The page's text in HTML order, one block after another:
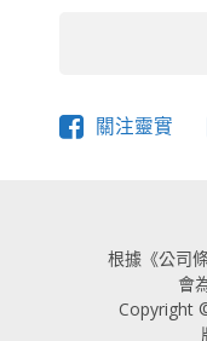
關注靈實
根據《公司
會
Copyright